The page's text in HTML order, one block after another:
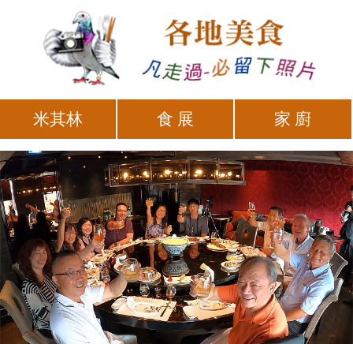
米其林 食 展 家 廚